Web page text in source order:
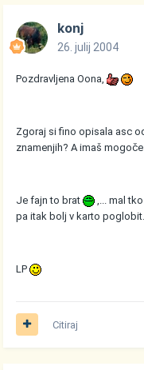
konj
26. julij 2004
Pozdravljena Oona,
Zgoraj si fino opisala asc
znamenjih? A imaš
Je fajn to brat
,... mal
pa itak bolj v karto
LP
Citiraj